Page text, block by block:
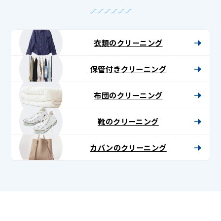
衣類のクリーニング
保管付きクリーニング
布団のクリーニング
靴のクリーニング
カバンのクリーニング